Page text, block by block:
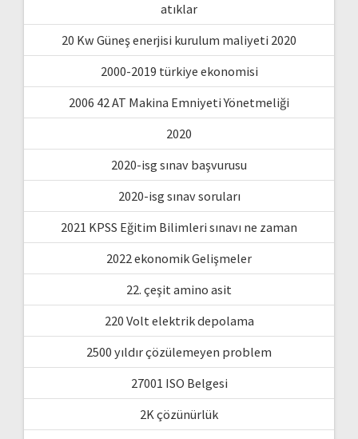
atıklar
20 Kw Güneş enerjisi kurulum maliyeti 2020
2000-2019 türkiye ekonomisi
2006 42 AT Makina Emniyeti Yönetmeliği
2020
2020-isg sınav başvurusu
2020-isg sınav soruları
2021 KPSS Eğitim Bilimleri sınavı ne zaman
2022 ekonomik Gelişmeler
22. çeşit amino asit
220 Volt elektrik depolama
2500 yıldır çözülemeyen problem
27001 ISO Belgesi
2K çözünürlük